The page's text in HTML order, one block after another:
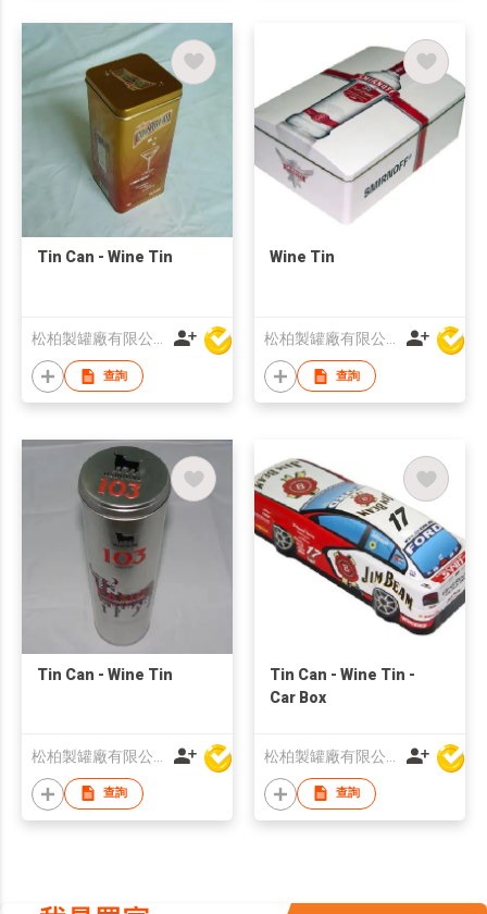
Tin Can - Wine Tin
松柏製罐廠有限公司
查詢
Wine Tin
松柏製罐廠有限公司
查詢
Tin Can - Wine Tin
查詢
Tin Can - Wine Tin -
Car Box
查詢